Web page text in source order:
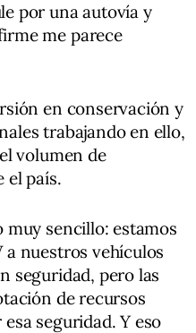
por una autovía y
me parece
en conservación y
trabajando en ello,
volumen de
el país.
muy sencillo: estamos
a nuestros vehículos
seguridad, pero las
de recursos
seguridad. Y eso